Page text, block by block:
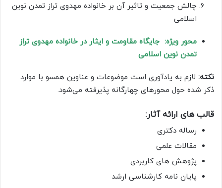
چالش‌ جمعیت و تاثیر آن بر خانواده مهدوی تراز تمدن نوین
اسلامی
محور ویژه: جایگاه مقاومت و ایثار در خانواده مهدوی تراز
تمدن نوین اسلامی
نکته: لازم به یادآوری است موضوعات و عناوین همسو با موارد
ذکر شده حول محورهای چهارگانه پذیرفته می‌شود.
قالب های ارائه آثار:
رساله دکتری
مقالات علمی
پژوهش های کاربردی
پایان نامه کارشناسی ارشد